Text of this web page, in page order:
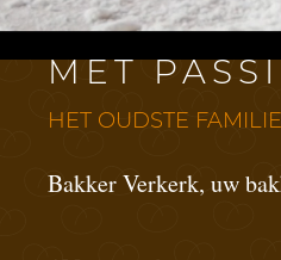
EEN
MET
HET OUDSTE
Bakker Verkerk, uw